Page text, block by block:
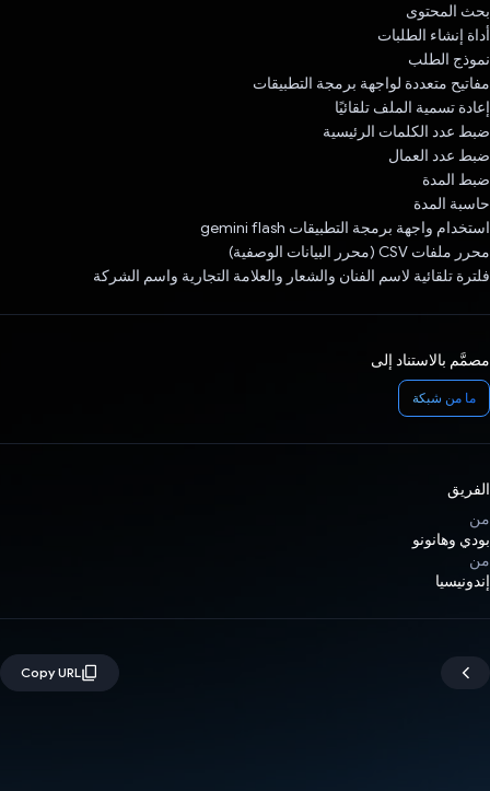
بحث المحتوى
أداة إنشاء الطلبات
نموذج الطلب
مفاتيح متعددة لواجهة برمجة التطبيقات
إعادة تسمية الملف تلقائيًا
ضبط عدد الكلمات الرئيسية
ضبط عدد العمال
ضبط المدة
حاسبة المدة
استخدام واجهة برمجة التطبيقات gemini flash
محرر ملفات CSV (محرر البيانات الوصفية)
فلترة تلقائية لاسم الفنان والشعار والعلامة التجارية واسم الشركة
مصمَّم بالاستناد إلى
ما من شبكة
الفريق
من
بودي وهانونو
من
إندونيسيا